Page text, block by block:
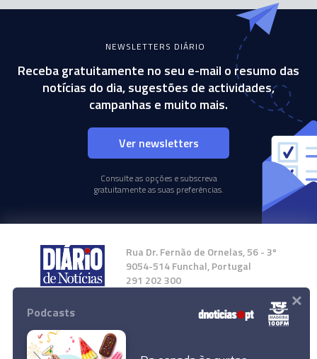
NEWSLETTERS DIÁRIO
Receba gratuitamente no seu e-mail o resumo das
notícias do dia, sugestões de actividades,
campanhas e muito mais.
Ver newsletters
Consulte as opções e subscreva
gratuitamente as suas preferências.
Rua Dr. Fernão de Ornelas, 56 - 3º
9054-514 Funchal, Portugal
291 202 300
Instale a nossa App
Podcasts ×